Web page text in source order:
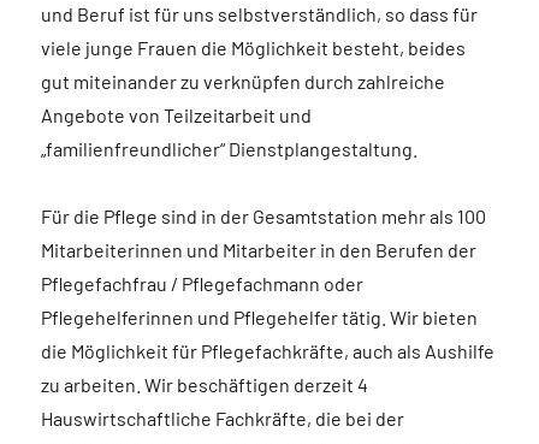
und Beruf ist für uns selbstverständlich, so dass für
viele junge Frauen die Möglichkeit besteht, beides
gut miteinander zu verknüpfen durch zahlreiche
Angebote von Teilzeitarbeit und
„familienfreundlicher“ Dienstplangestaltung.
Für die Pflege sind in der Gesamtstation mehr als 100
Mitarbeiterinnen und Mitarbeiter in den Berufen der
Pflegefachfrau / Pflegefachmann oder
Pflegehelferinnen und Pflegehelfer tätig. Wir bieten
die Möglichkeit für Pflegefachkräfte, auch als Aushilfe
zu arbeiten. Wir beschäftigen derzeit 4
Hauswirtschaftliche Fachkräfte, die bei der